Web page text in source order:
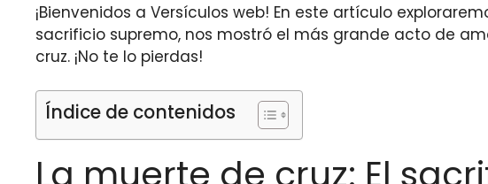
¡Bienvenidos a Versículos web! En este artículo
sacrificio supremo, nos mostró el más grande acto de
cruz. ¡No te lo pierdas!
Índice de contenidos